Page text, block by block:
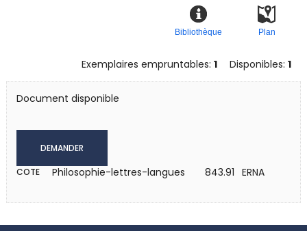
Plan
Bibliothèque
Exemplaires empruntables:1 Disponibles:1
Document disponible
DEMANDER
COTE Philosophie-lettres-langues 843.91 ERNA